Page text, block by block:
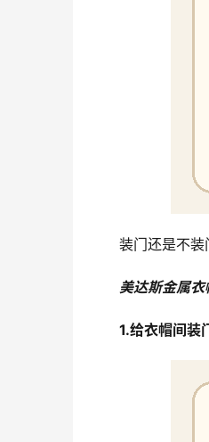
装门还是不装
美达斯金属衣
1.给衣帽间装